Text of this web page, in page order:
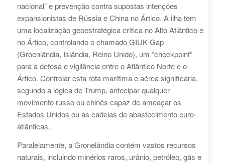
nacional” e prevenção contra supostas intenções
expansionistas de Rússia e China no Ártico. A ilha tem
uma localização geoestratégica crítica no Alto Atlântico e
no Ártico, controlando o chamado GIUK Gap
(Groenlândia, Islândia, Reino Unido), um “checkpoint”
para a defesa e vigilância entre o Atlântico Norte e o
Ártico. Controlar esta rota marítima e aérea significaria,
segundo a lógica de Trump, antecipar qualquer
movimento russo ou chinês capaz de ameaçar os
Estados Unidos ou as cadeias de abastecimento euro-
atlânticas.
Paralelamente, a Gronelândia contém vastos recursos
naturais, incluindo minérios raros, urânio, petróleo, gás e